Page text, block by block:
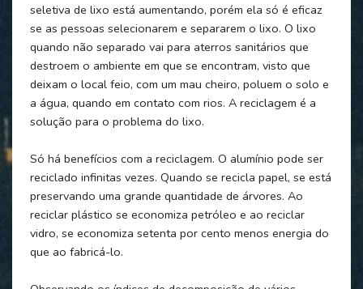
seletiva de lixo está aumentando, porém ela só é eficaz
se as pessoas selecionarem e separarem o lixo. O lixo
quando não separado vai para aterros sanitários que
destroem o ambiente em que se encontram, visto que
deixam o local feio, com um mau cheiro, poluem o solo e
a água, quando em contato com rios. A reciclagem é a
solução para o problema do lixo.
Só há benefícios com a reciclagem. O alumínio pode ser
reciclado infinitas vezes. Quando se recicla papel, se está
preservando uma grande quantidade de árvores. Ao
reciclar plástico se economiza petróleo e ao reciclar
vidro, se economiza setenta por cento menos energia do
que ao fabricá-lo.